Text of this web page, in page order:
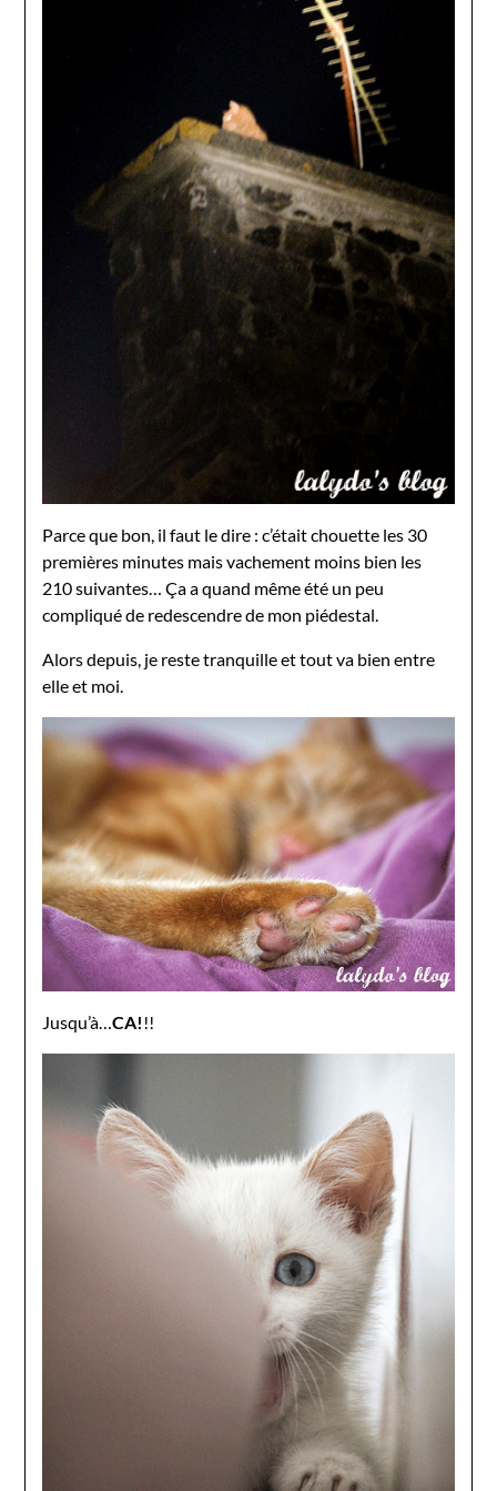
Parce que bon, il faut le dire : c’était chouette les 30
premières minutes mais vachement moins bien les
210 suivantes… Ça a quand même été un peu
compliqué de redescendre de mon piédestal.
Alors depuis, je reste tranquille et tout va bien entre
elle et moi.
Jusqu’à…CA!!!